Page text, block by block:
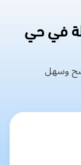
في حي
وسهل